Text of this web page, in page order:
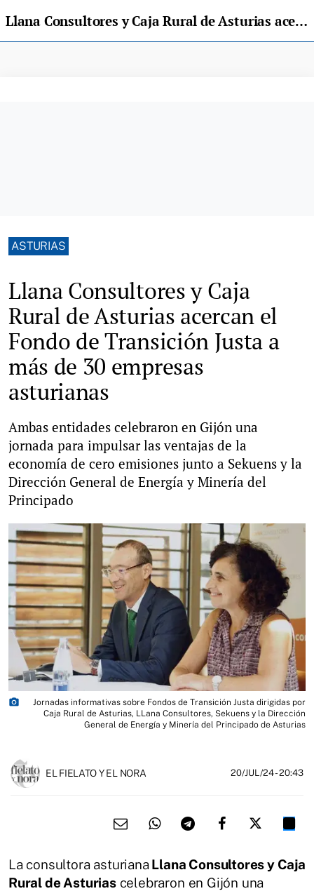
Llana Consultores y Caja Rural de Asturias acercan el Fondo de Transición Justa a más de 30 empresas asturianas
ASTURIAS
Llana Consultores y Caja
Rural de Asturias acercan el
Fondo de Transición Justa a
más de 30 empresas
asturianas
Ambas entidades celebraron en Gijón una
jornada para impulsar las ventajas de la
economía de cero emisiones junto a Sekuens y la
Dirección General de Energía y Minería del
Principado
photo_camera
Jornadas informativas sobre Fondos de Transición Justa dirigidas por
Caja Rural de Asturias, LLana Consultores, Sekuens y la Dirección
General de Energía y Minería del Principado de Asturias
EL FIELATO Y EL NORA 20/JUL/24- 20:43
La consultora asturiana Llana Consultores y Caja
Rural de Asturiascelebraron en Gijón una